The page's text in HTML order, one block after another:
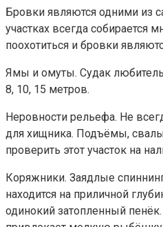
Бровки являются одними из
участках всегда собирается
поохотиться и бровки
Ямы и омуты. Судак
8, 10, 15 метров.
Неровности рельефа. Не
для хищника. Подъёмы,
проверить этот участок на
Коряжники. Заядлые
находится на приличной
одинокий затопленный